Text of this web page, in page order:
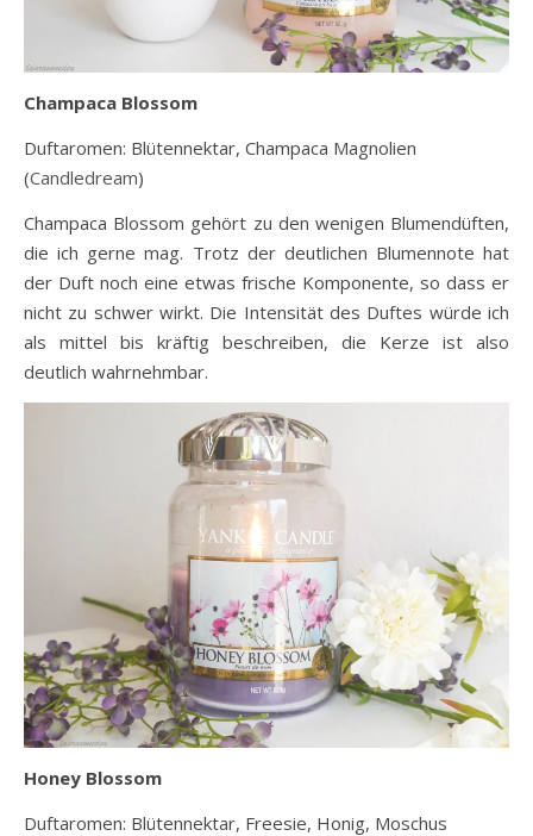
Champaca Blossom
Duftaromen: Blütennektar, Champaca Magnolien
(Candledream)
Champaca Blossom gehört zu den wenigen Blumendüften,
die ich gerne mag. Trotz der deutlichen Blumennote hat
der Duft noch eine etwas frische Komponente, so dass er
nicht zu schwer wirkt. Die Intensität des Duftes würde ich
als mittel bis kräftig beschreiben, die Kerze ist also
deutlich wahrnehmbar.
Honey Blossom
Duftaromen: Blütennektar, Freesie, Honig, Moschus